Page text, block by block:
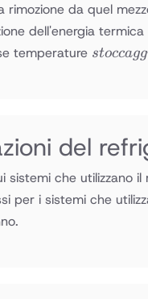
rimozione da quel
dell'energia
temperature stoccagg
del
sistemi che utilizzano
per i sistemi che